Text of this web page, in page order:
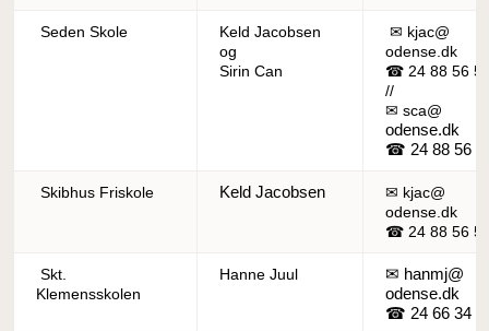
Seden Skole
Keld Jacobsen
og
Sirin Can
✉ kjac@
odense.dk
☎ 24 88 56
//
✉ sca@
odense.dk
☎ 24 88 56
Skibhus Friskole Keld Jacobsen
✉ kjac@
odense.dk
☎ 24 88 56
Skt.
Klemensskolen
Hanne Juul
✉ hanmj@
odense.dk
☎ 24 66 34